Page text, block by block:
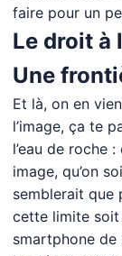
faire pour un
Le droit à
Une
Et là, on en
l’image, ça te
l’eau de roche
image, qu’on
semblerait que
cette limite soit
smartphone